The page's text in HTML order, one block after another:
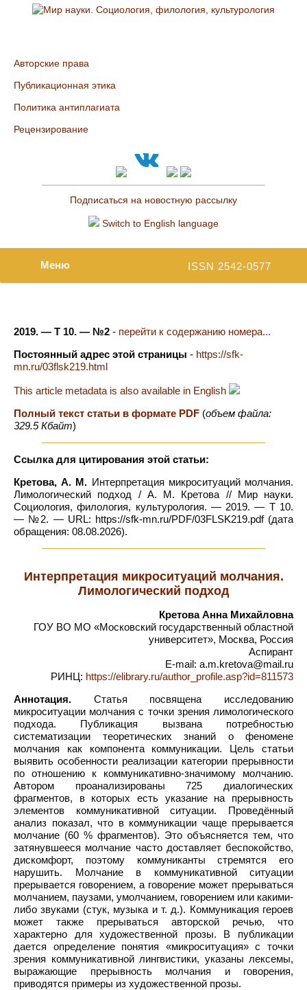
Авторские права
Публикационная этика
Политика антиплагиата
Рецензирование
Подписаться на новостную рассылку
Switch to English language
ISSN 2542-0577
Меню
2019. — Т 10. — №2 - перейти к содержанию номера...
Постоянный адрес этой страницы - https://sfk-
mn.ru/03flsk219.html
This article metadata is also available in English
Полный текст статьи в формате PDF (объем файла:
329.5 Кбайт)
Ссылка для цитирования этой статьи:
Кретова, А. М. Интерпретация микроситуаций молчания.
Лимологический подход / А. М. Кретова // Мир науки.
Социология, филология, культурология. — 2019. — Т 10.
— №2. — URL: https://sfk-mn.ru/PDF/03FLSK219.pdf (дата
обращения: 08.08.2026).
Интерпретация микроситуаций молчания.
Лимологический подход
Кретова Анна Михайловна
ГОУ ВО МО «Московский государственный областной
университет», Москва, Россия
Аспирант
E-mail: a.m.kretova@mail.ru
РИНЦ: https://elibrary.ru/author_profile.asp?id=811573
Аннотация. Статья посвящена исследованию
микроситуации молчания с точки зрения лимологического
подхода. Публикация вызвана потребностью
систематизации теоретических знаний о феномене
молчания как компонента коммуникации. Цель статьи
выявить особенности реализации категории прерывности
по отношению к коммуникативно-значимому молчанию.
Автором проанализированы 725 диалогических
фрагментов, в которых есть указание на прерывность
элементов коммуникативной ситуации. Проведённый
анализ показал, что в коммуникации чаще прерывается
молчание (60 % фрагментов). Это объясняется тем, что
затянувшееся молчание часто доставляет беспокойство,
дискомфорт, поэтому коммуниканты стремятся его
нарушить. Молчание в коммуникативной ситуации
прерывается говорением, а говорение может прерываться
молчанием, паузами, умолчанием, говорением или какими-
либо звуками (стук, музыка и т. д.). Коммуникация героев
может также прерываться авторской речью, что
характерно для художественной прозы. В публикации
дается определение понятия «микроситуация» с точки
зрения коммуникативной лингвистики, указаны лексемы,
выражающие прерывность молчания и говорения,
приводятся примеры из художественной прозы.